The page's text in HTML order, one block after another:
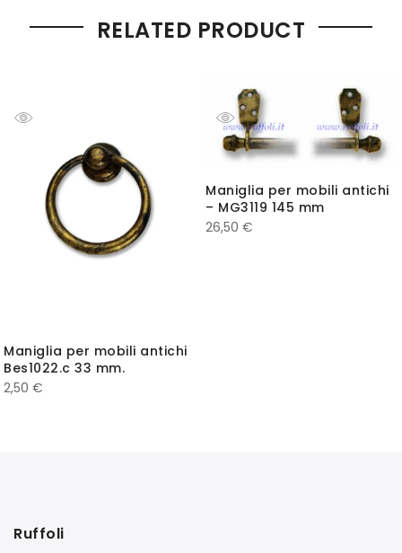
RELATED PRODUCT
Maniglia per mobili antichi
Bes1022.c 33 mm.
2,50 €
Maniglia per mobili antichi
– MG3119 145 mm
26,50 €
Ruffoli